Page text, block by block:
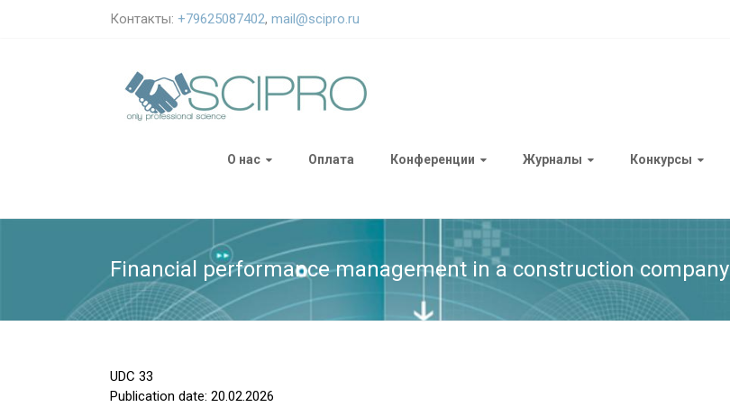
Контакты: +79625087402, mail@scipro.ru
О нас Оплата Конференции Журналы Конкурсы
Financial performance management in a construction company
UDC 33
Publication date: 20.02.2026